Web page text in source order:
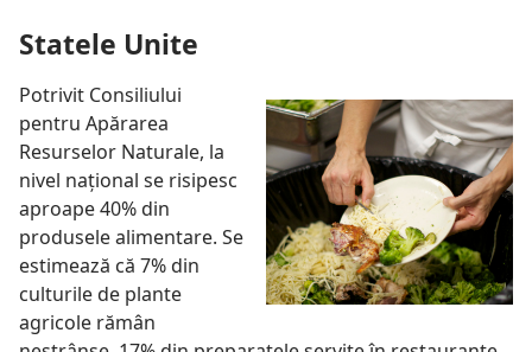
Statele Unite
Potrivit Consiliului
pentru Apărarea
Resurselor Naturale, la
nivel naţional se risipesc
aproape 40% din
produsele alimentare. Se
estimează că 7% din
culturile de plante
agricole rămân